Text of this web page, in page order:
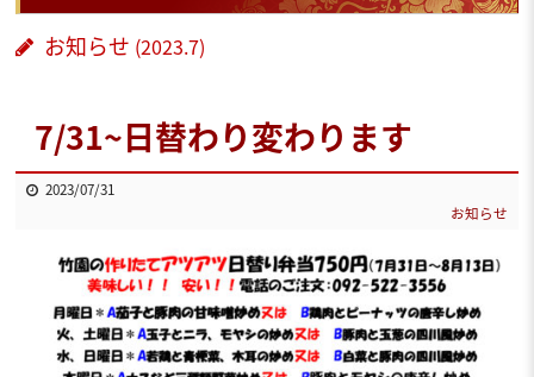
お知らせ (2023.7)
7/31~日替わり変わります
2023/07/31
お知らせ